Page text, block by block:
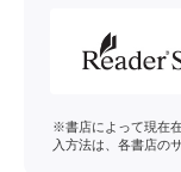
※書店によって現在
入方法は、各書店の